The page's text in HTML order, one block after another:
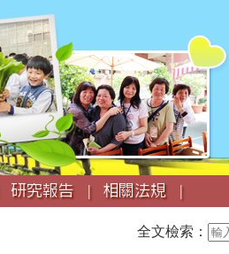
研究報告 |
相關法規 |
全文檢索：